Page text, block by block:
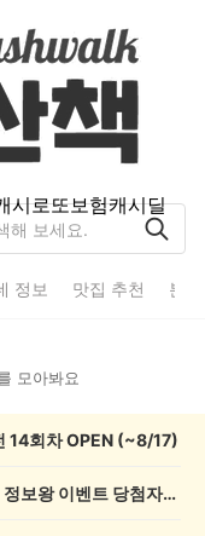
시로또보험캐시딜
정보 맛집 추천 분
모아봐요
14회차 OPEN (~8/17)
💰[당첨자 발표] 26회차 우리 동네 정보왕 이벤트 당첨자를 발표합니다!